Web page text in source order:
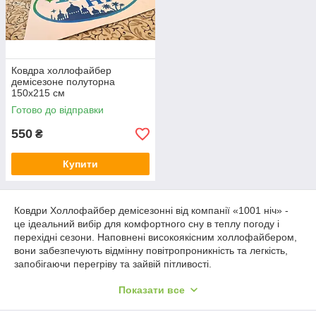
Ковдра холлофайбер
демісезоне полуторна
150х215 см
Готово до відправки
550 ₴
Купити
Ковдри Холлофайбер демісезонні від компанії «1001 ніч» -
це ідеальний вибір для комфортного сну в теплу погоду і
перехідні сезони. Наповнені високоякісним холлофайбером,
вони забезпечують відмінну повітропроникність та легкість,
запобігаючи перегріву та зайвій пітливості.
прання та зберігають свою структуру та комфорт протягом
Показати все